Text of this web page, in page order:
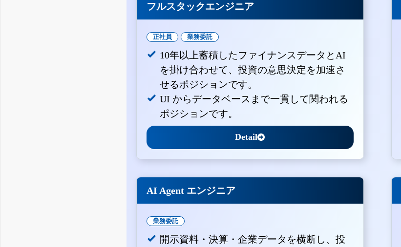
フルスタックエンジニア
正社員 業務委託
10年以上蓄積したファイナンスデータとAI
を掛け合わせて、投資の意思決定を加速さ
せるポジションです。
UI からデータベースまで一貫して関われる
ポジションです。
Detail
AI Agent エンジニア
業務委託
開示資料・決算・企業データを横断し、投